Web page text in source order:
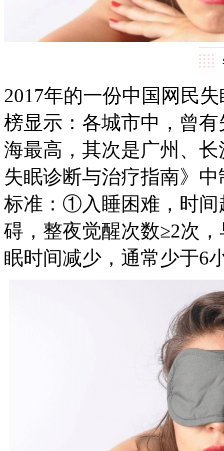
2017年的一份中国网民
榜显示：各城市中，曾
海最高，其次是广州、
失眠诊断与治疗指南》
标准：①入睡困难，时
碍，整夜觉醒次数≥2次
眠时间减少，通常少于6